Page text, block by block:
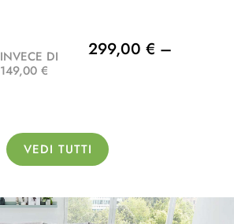
INVECE DI
149,00 €
299,00 € –
VEDI TUTTI